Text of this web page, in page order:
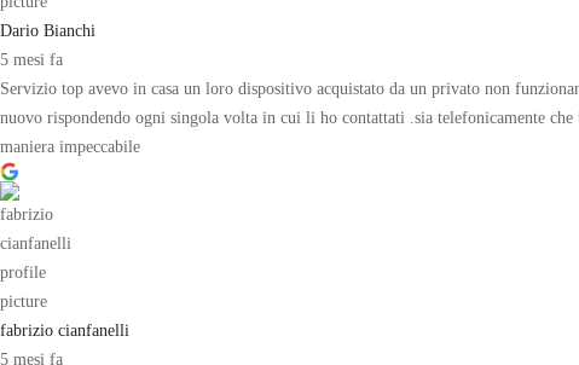
Dario Bianchi
5 mesi fa
Servizio top avevo in casa un loro dispositivo acquistato da un privato non
nuovo rispondendo ogni singola volta in cui li ho contattati .sia telefonicamente
maniera impeccabile
fabrizio cianfanelli
5 mesi fa